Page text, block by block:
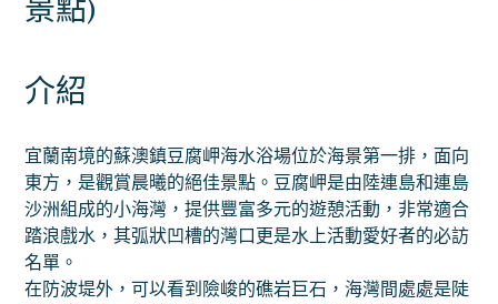
景點)
介紹
宜蘭南境的蘇澳鎮豆腐岬海水浴場位於海景第一排，面向
東方，是觀賞晨曦的絕佳景點。豆腐岬是由陸連島和連島
沙洲組成的小海灣，提供豐富多元的遊憩活動，非常適合
踏浪戲水，其弧狀凹槽的灣口更是水上活動愛好者的必訪
名單。
在防波堤外，可以看到險峻的礁岩巨石，海灣間處處是陡